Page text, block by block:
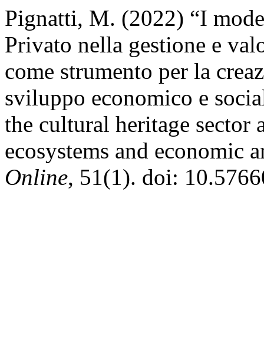
Pignatti, M. (2022) “I
Privato nella gestione e
come strumento per la
sviluppo economico e
the cultural heritage sector
ecosystems and economic
Online, 51(1). doi: